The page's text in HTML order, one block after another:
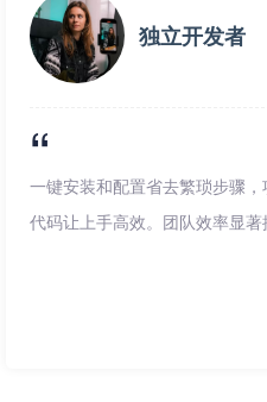
独立开发者
一键安装和配置省去繁琐步骤
代码让上手高效。团队效率显